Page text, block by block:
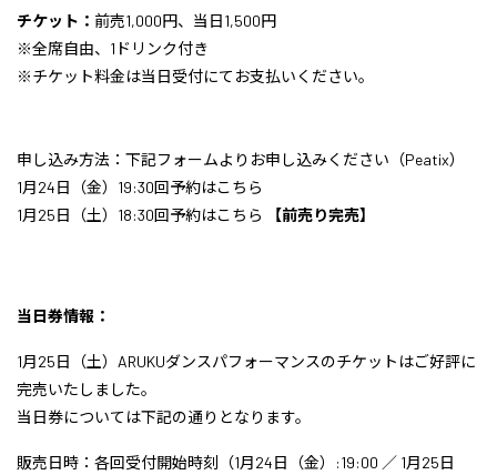
チケット： 前売1,000円、当日1,500円
※全席自由、1ドリンク付き
※チケット料金は当日受付にてお支払いください。
申し込み方法：下記フォームよりお申し込みください（Peatix）
1月24日（金）19:30回予約はこちら
1月25日（土）18:30回予約はこちら
【前売り完売】
当日券情報：
1月25日（土）ARUKUダンスパフォーマンスのチケットはご好評に
完売いたしました。
当日券については下記の通りとなります。
販売日時：各回受付開始時刻（1月24日（金）:19:00 ／ 1月25日